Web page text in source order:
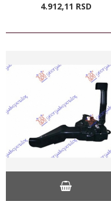
4.912,11 RSD